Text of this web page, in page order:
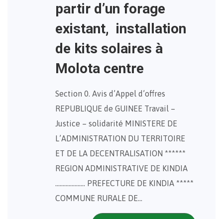
partir d’un forage
existant, installation
de kits solaires à
Molota centre
Section 0. Avis d’Appel d’offres
REPUBLIQUE de GUINEE Travail –
Justice – solidarité MINISTERE DE
L’ADMINISTRATION DU TERRITOIRE
ET DE LA DECENTRALISATION ******
REGION ADMINISTRATIVE DE KINDIA
……………….. PREFECTURE DE KINDIA *****
COMMUNE RURALE DE…